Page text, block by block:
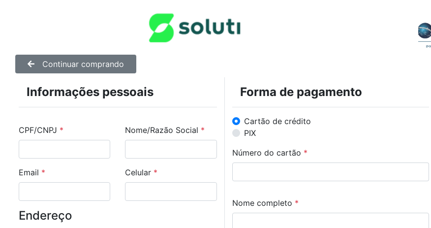
Continuar comprando
Informações pessoais
CPF/CNPJ * Nome/Razão Social *
Email * Celular *
Endereço
Forma de pagamento
Cartão de crédito
PIX
Número do cartão *
Nome completo *